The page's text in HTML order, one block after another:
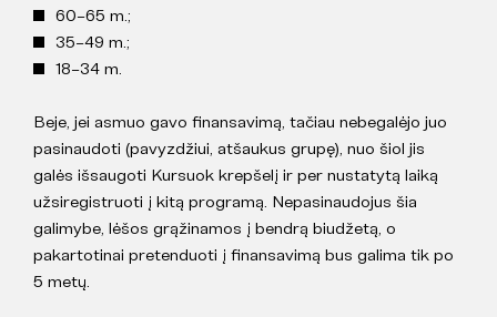
60–65 m.;
35–49 m.;
18–34 m.
Beje, jei asmuo gavo finansavimą, tačiau nebegalėjo juo
pasinaudoti (pavyzdžiui, atšaukus grupę), nuo šiol jis
galės išsaugoti Kursuok krepšelį ir per nustatytą laiką
užsiregistruoti į kitą programą. Nepasinaudojus šia
galimybe, lėšos grąžinamos į bendrą biudžetą, o
pakartotinai pretenduoti į finansavimą bus galima tik po
5 metų.